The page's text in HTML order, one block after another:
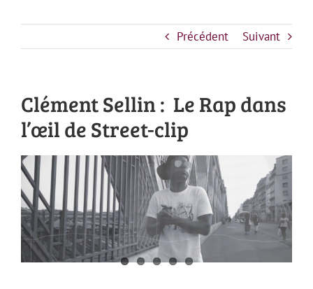
Précédent Suivant
Clément Sellin : Le Rap dans
l’œil de Street-clip
Voir
l'image
agrandie